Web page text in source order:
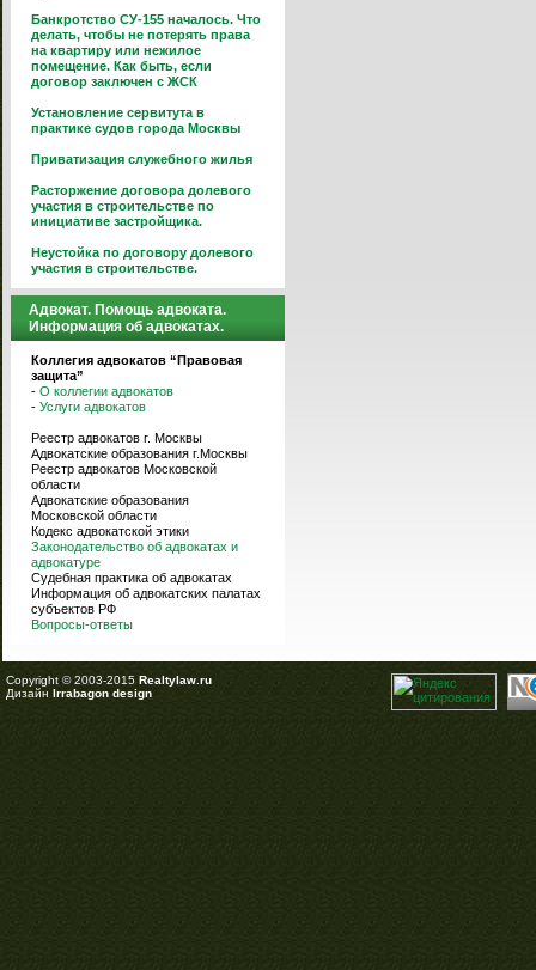
Банкротство СУ-155 началось. Что
делать, чтобы не потерять права
на квартиру или нежилое
помещение. Как быть, если
договор заключен с ЖСК
Установление сервитута в
практике судов города Москвы
Приватизация служебного жилья
Расторжение договора долевого
участия в строительстве по
инициативе застройщика.
Неустойка по договору долевого
участия в строительстве.
Адвокат. Помощь адвоката.
Информация об адвокатах.
Коллегия адвокатов “Правовая
защита”
- О коллегии адвокатов
- Услуги адвокатов
Реестр адвокатов г. Москвы
Адвокатские образования г.Москвы
Реестр адвокатов Московской
области
Адвокатские образования
Московской области
Кодекс адвокатской этики
Законодательство об адвокатах и
адвокатуре
Судебная практика об адвокатах
Информация об адвокатских палатах
субъектов РФ
Вопросы-ответы
Copyright © 2003-2015 Realtylaw.ru
Дизайн Irrabagon design